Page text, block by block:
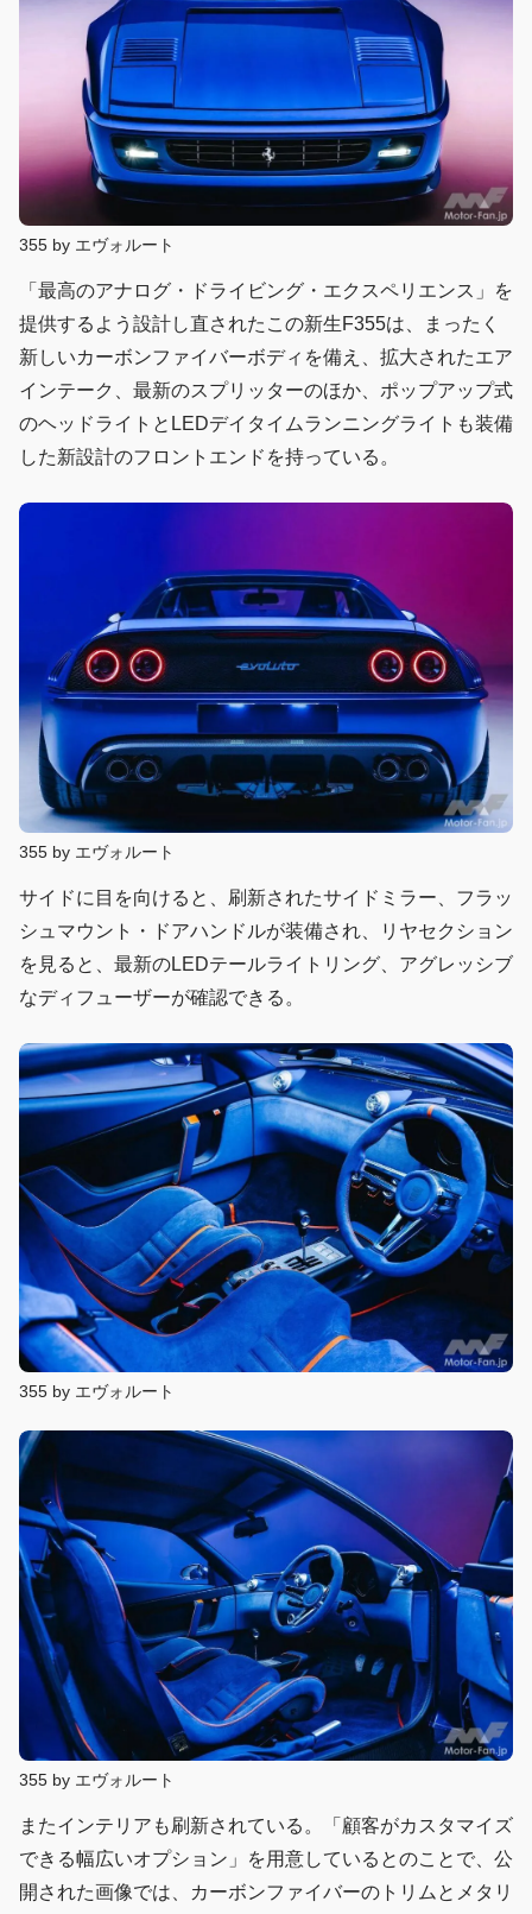
355 by エヴォルート
「最高のアナログ・ドライビング・エクスペリエンス」を
提供するよう設計し直されたこの新生F355は、まったく
新しいカーボンファイバーボディを備え、拡大されたエア
インテーク、最新のスプリッターのほか、ポップアップ式
のヘッドライトとLEDデイタイムランニングライトも装備
した新設計のフロントエンドを持っている。
355 by エヴォルート
サイドに目を向けると、刷新されたサイドミラー、フラッ
シュマウント・ドアハンドルが装備され、リヤセクション
を見ると、最新のLEDテールライトリング、アグレッシブ
なディフューザーが確認できる。
355 by エヴォルート
355 by エヴォルート
またインテリアも刷新されている。「顧客がカスタマイズ
できる幅広いオプション」を用意しているとのことで、公
開された画像では、カーボンファイバーのトリムとメタリ